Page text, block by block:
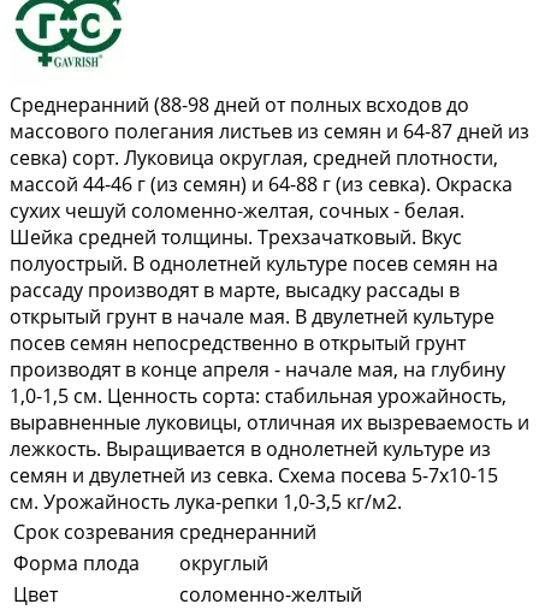
Среднеранний (88-98 дней от полных всходов до
массового полегания листьев из семян и 64-87 дней из
севка) сорт. Луковица округлая, средней плотности,
массой 44-46 г (из семян) и 64-88 г (из севка). Окраска
сухих чешуй соломенно-желтая, сочных - белая.
Шейка средней толщины. Трехзачатковый. Вкус
полуострый. В однолетней культуре посев семян на
рассаду производят в марте, высадку рассады в
открытый грунт в начале мая. В двулетней культуре
посев семян непосредственно в открытый грунт
производят в конце апреля - начале мая, на глубину
1,0-1,5 см. Ценность сорта: стабильная урожайность,
выравненные луковицы, отличная их вызреваемость и
лежкость. Выращивается в однолетней культуре из
семян и двулетней из севка. Схема посева 5-7x10-15
см. Урожайность лука-репки 1,0-3,5 кг/м2.
Срок созревания среднеранний
Форма плода
округлый
Цвет
соломенно-желтый